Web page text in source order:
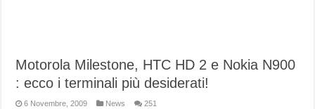
Motorola Milestone, HTC HD 2 e Nokia N900
: ecco i terminali più desiderati!
6 Novembre, 2009 News 251